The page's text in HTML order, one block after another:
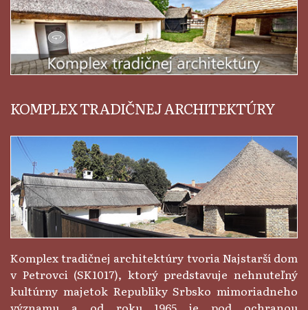
KOMPLEX TRADIČNEJ ARCHITEKTÚRY
Komplex tradičnej architektúry tvoria Najstarší dom
v Petrovci (SK1017), ktorý predstavuje nehnuteľný
kultúrny majetok Republiky Srbsko mimoriadneho